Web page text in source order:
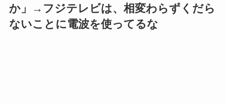
か」→フジテレビは、相変わらずくだら
ないことに電波を使ってるな